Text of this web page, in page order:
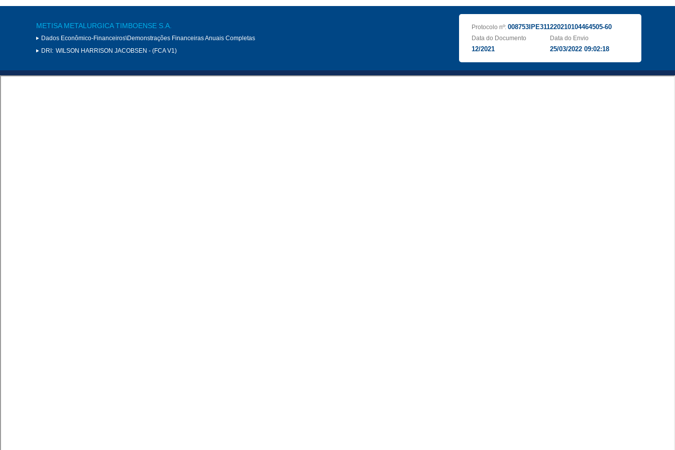
METISA METALURGICA TIMBOENSE S.A.
Dados Econômico-Financeiros\Demonstrações Financeiras Anuais Completas
DRI: WILSON HARRISON JACOBSEN - (FCA V1)
Protocolo nº: 008753IPE311220210104464505-60
Data do Documento
12/2021
Data do Envio
25/03/2022 09:02:18